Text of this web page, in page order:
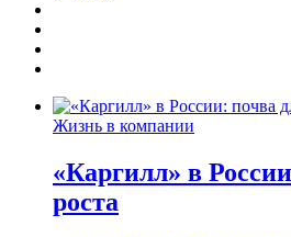
Жизнь в компании
«Каргилл» в
роста